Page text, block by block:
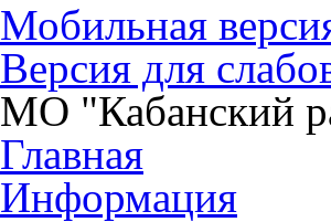
Мобильная
Версия для
МО "Кабанский
Главная
Информация